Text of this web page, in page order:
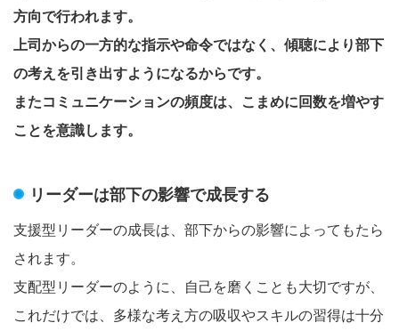
方向で行われます。
上司からの一方的な指示や命令ではなく、傾聴により部下
の考えを引き出すようになるからです。
またコミュニケーションの頻度は、こまめに回数を増やす
ことを意識します。
リーダーは部下の影響で成長する
支援型リーダーの成長は、部下からの影響によってもたら
されます。
支配型リーダーのように、自己を磨くことも大切ですが、
これだけでは、多様な考え方の吸収やスキルの習得は十分